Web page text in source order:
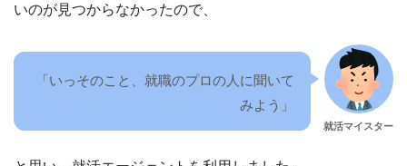
いのが見つからなかったので、
就活マイスター
「いっそのこと、就職のプロの人に聞いて
みよう」